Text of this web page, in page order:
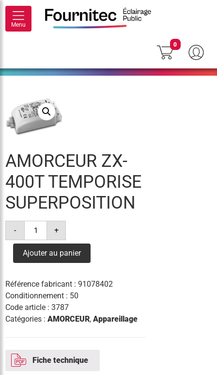
Menu
0
AMORCEUR ZX-
400T TEMPORISE
SUPERPOSITION
-
quantité
amorceur
400t
temporise
+
Ajouter au panier
Référence fabricant :91078402
Conditionnement : 50
Code article :3787
Catégories :AMORCEUR,Appareillage
Fiche technique